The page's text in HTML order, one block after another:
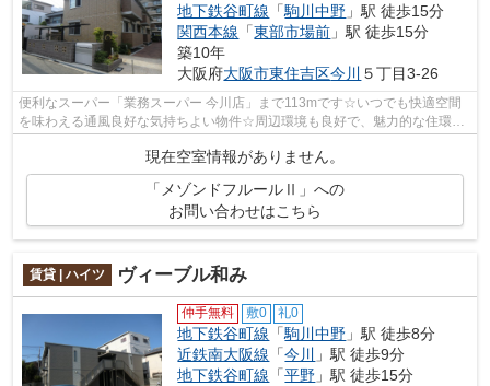
地下鉄谷町線 「駒川中野 」駅 徒歩15分
関西本線 「東部市場前 」駅 徒歩15分
築10年
大阪府大阪市東住吉区今川 ５丁目3-26
便利なスーパー「業務スーパー 今川店」まで113mです☆いつでも快適空間
を味わえる通風良好な気持ちよい物件☆周辺環境も良好で、魅力的な住環境
のある、平成27年築の物件です☆当社イチ...
現在空室情報がありません。
「メゾンドフルールⅡ」への
お問い合わせはこちら
賃貸 | ハイツ ヴィーブル和み
仲手無料 敷0 礼0
地下鉄谷町線 「駒川中野 」駅 徒歩8分
近鉄南大阪線 「今川
」駅 徒歩9分
地下鉄谷町線 「平野 」駅 徒歩15分